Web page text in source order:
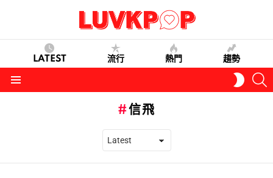
LATEST 流行 熱門 趨勢
SKIN
信飛